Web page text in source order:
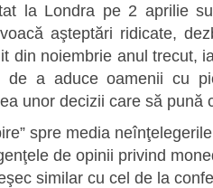
la Londra pe 2 aprilie
aşteptări ridicate,
din noiembrie anul trecut,
de a aduce oamenii cu
unor decizii care să pună
spre media
de opinii privind
similar cu cel de la